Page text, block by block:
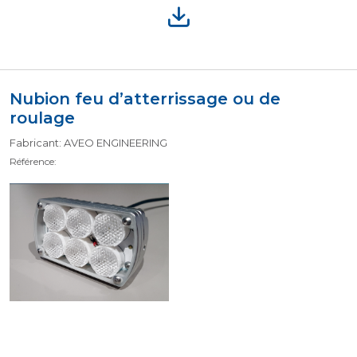
Nubion feu d’atterrissage ou de
roulage
Fabricant: AVEO ENGINEERING
Référence: